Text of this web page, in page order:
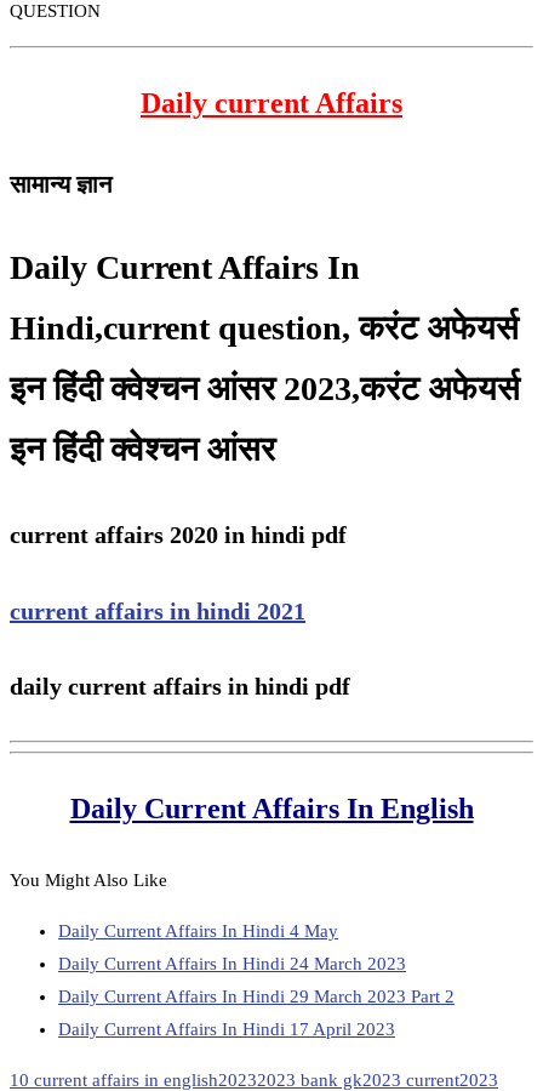
QUESTION
Daily current Affairs
सामान्य ज्ञान
Daily Current Affairs In
Hindi,current question, करंट अफेयर्स
इन हिंदी क्वेश्चन आंसर 2023,करंट अफेयर्स
इन हिंदी क्वेश्चन आंसर
current affairs 2020 in hindi pdf
current affairs in hindi 2021
daily current affairs in hindi pdf
Daily Current Affairs In English
You Might Also Like
Daily Current Affairs In Hindi 4 May
Daily Current Affairs In Hindi 24 March 2023
Daily Current Affairs In Hindi 29 March 2023 Part 2
Daily Current Affairs In Hindi 17 April 2023
10 current affairs in english20232023 bank gk2023 current2023